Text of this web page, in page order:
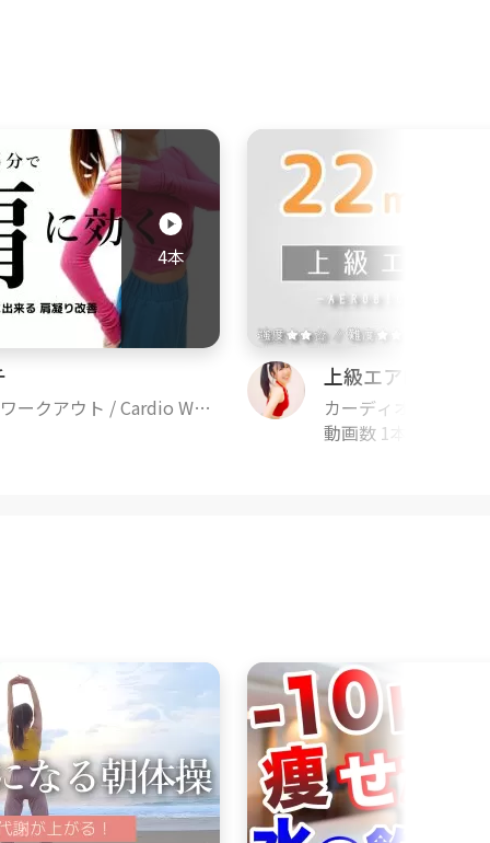
4本
ークアウト / Cardio Wor
上級エアロビクス
カーディオ ワーク
kout
動画数 1本